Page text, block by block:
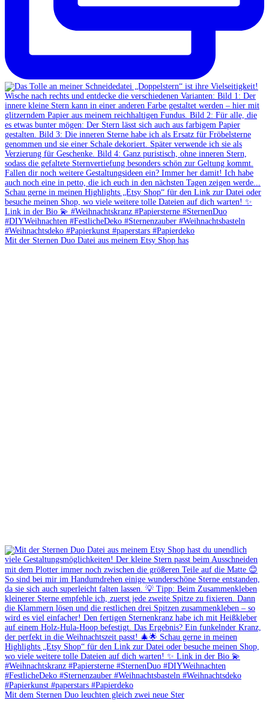
Mit der Sternen Duo Datei aus meinem Etsy Shop has
Mit dem Sternen Duo leuchten gleich zwei neue Ster